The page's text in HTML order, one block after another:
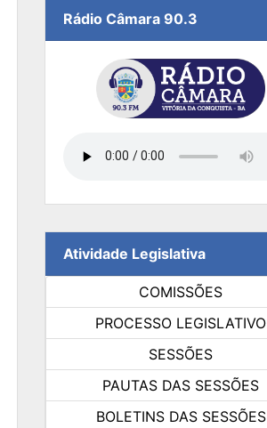
Rádio Câmara 90.3
Atividade Legislativa
COMISSÕES
PROCESSO LEGISLATIVO
SESSÕES
PAUTAS DAS SESSÕES
BOLETINS DAS SESSÕES